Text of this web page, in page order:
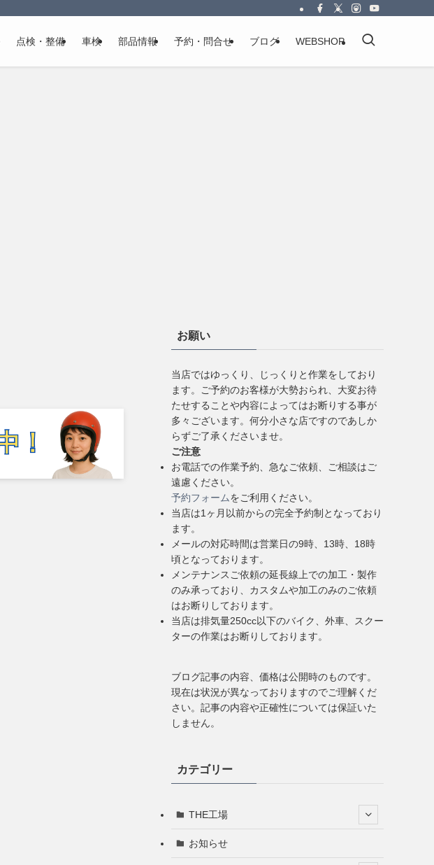
点検・整備 車検 部品情報 予約・問合せ ブログ WEBSHOP
お願い
当店ではゆっくり、じっくりと作業をしており
ます。ご予約のお客様が大勢おられ、大変お待
たせすることや内容によってはお断りする事が
多々ございます。何分小さな店ですのであしか
らずご了承くださいませ。
ご注意
お電話での作業予約、急なご依頼、ご相談はご
遠慮ください。
予約フォームをご利用ください。
当店は1ヶ月以前からの完全予約制となっており
ます。
メールの対応時間は営業日の9時、13時、18時
頃となっております。
メンテナンスご依頼の延長線上での加工・製作
のみ承っており、カスタムや加工のみのご依頼
はお断りしております。
当店は排気量250cc以下のバイク、外車、スクー
ターの作業はお断りしております。
ブログ記事の内容、価格は公開時のものです。
現在は状況が異なっておりますのでご理解くだ
さい。記事の内容や正確性については保証いた
しません。
カテゴリー
THE工場
お知らせ